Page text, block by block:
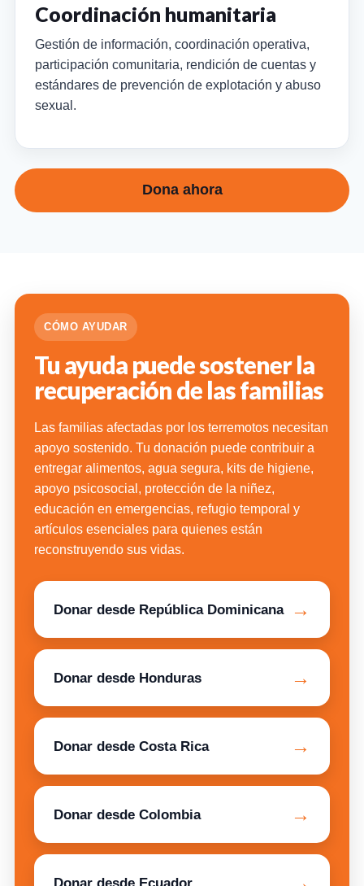
Coordinación humanitaria
Gestión de información, coordinación operativa,
participación comunitaria, rendición de cuentas y
estándares de prevención de explotación y abuso
sexual.
Dona ahora
CÓMO AYUDAR
Tu ayuda puede sostener la
recuperación de las familias
Las familias afectadas por los terremotos necesitan
apoyo sostenido. Tu donación puede contribuir a
entregar alimentos, agua segura, kits de higiene,
apoyo psicosocial, protección de la niñez,
educación en emergencias, refugio temporal y
artículos esenciales para quienes están
reconstruyendo sus vidas.
Donar desde República Dominicana →
Donar desde Honduras →
Donar desde Costa Rica →
Donar desde Colombia →
Donar desde Ecuador